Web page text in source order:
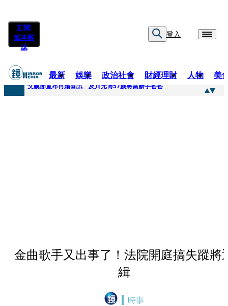
訂閱
紙本雜
誌
登入
最新 娛樂 政治社會 財經理財 人物 美
快訊
父親節宣布再婚喜訊 及川光博57歲將當新手爸爸
金曲歌手又出事了！法院開庭搞失蹤將
緝
時事